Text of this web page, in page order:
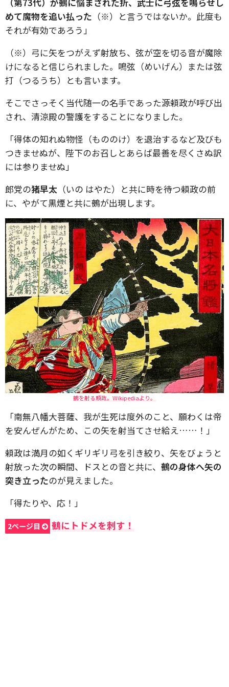
めて魔物を追い払った （※）と言うではないか。此度も
それが有効であろう」
（※）弓に矢をつがえず射放ち、弦が空を切る音が魔除
けになると信じられました。鳴弦（めいげん）または弦
打（つるうち）とも言います。
そこでさっそく当代随一の名手であった源頼政が呼び出
され、清涼殿の警護をすることになりました。
「得体の知れぬ物怪（もののけ）を退治するなど及びも
つきませぬが、陛下のお召しとあらば最善を尽くさぬ訳
には参りませぬ」
郎党の猪早太 （いの はやた）と共に時を待つ頼政の前
に、やがて黒煙と共に鵺が出現します。
鵺を射る頼政。Wikipediaより。
「南無八幡大菩薩、我が生死は度外のこと、願わくは帝
を安んぜんがため、この矢を射当てさせ給え……！」
頼政は満月の如くギリギリ弓を引き絞り、矢をびょうと
射放った次の瞬間、ドスとの音と共に、 鵺の身体へ矢の
突き立ったのが見えました。
「得たりや、応！」
2ページ目 鵺にトドメを刺す！